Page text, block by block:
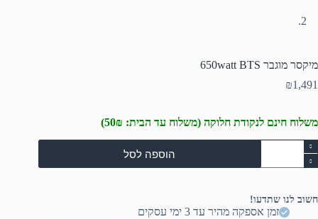
מיקסר מוגבר 650watt BTS
₪1,491
משלוח חינם לנקודת חלוקה (משלוח עד הבית: 50₪)
כמות
של
מיקסר
650watt
BTS
הוספה לסל
חשוב לנו שתדעו!
זמן אספקה מהיר עד 3 ימי עסקים